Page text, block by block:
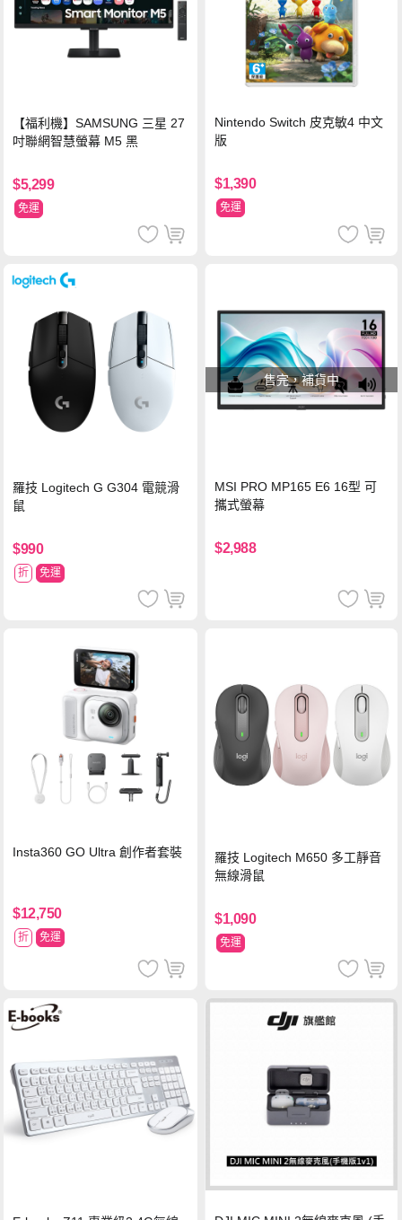
【福利機】SAMSUNG 三星 27
吋聯網智慧螢幕 M5 黑
$5,299
免運
Nintendo Switch 皮克敏4 中文
版
$1,390
免運
羅技 Logitech G G304 電競滑
鼠
$990
折 免運
售完，補貨中
MSI PRO MP165 E6 16型 可
攜式螢幕
$2,988
Insta360 GO Ultra 創作者套裝
$12,750
折 免運
羅技 Logitech M650 多工靜音
無線滑鼠
$1,090
免運